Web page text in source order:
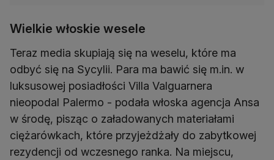
Wielkie włoskie wesele
Teraz media skupiają się na weselu, które ma
odbyć się na Sycylii. Para ma bawić się m.in. w
luksusowej posiadłości Villa Valguarnera
nieopodal Palermo - podała włoska agencja Ansa
w środę, pisząc o załadowanych materiałami
ciężarówkach, które przyjeżdżały do zabytkowej
rezydencji od wczesnego ranka. Na miejscu,